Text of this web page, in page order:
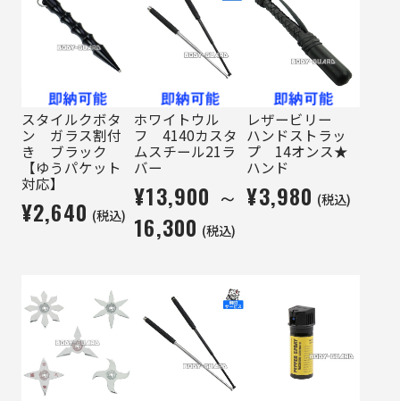
スタイルクボタ
ン ガラス割付
き ブラック
【ゆうパケット
対応】
¥2,640 (税込)
ホワイトウル
フ 4140カスタ
ムスチール21ラ
バー
¥13,900 ～
16,300 (税込)
レザービリー
ハンドストラッ
プ 14オンス★
ハンド
¥3,980 (税込)